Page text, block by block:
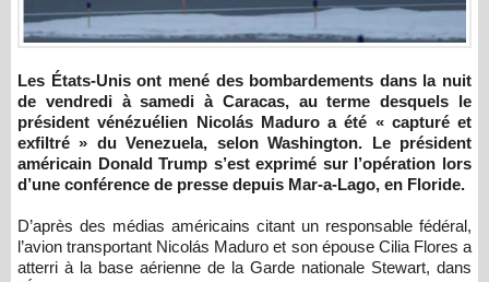
Les États-Unis ont mené des bombardements dans la nuit
de vendredi à samedi à Caracas, au terme desquels le
président vénézuélien Nicolás Maduro a été « capturé et
exfiltré » du Venezuela, selon Washington. Le président
américain Donald Trump s’est exprimé sur l’opération lors
d’une conférence de presse depuis Mar-a-Lago, en Floride.
D’après des médias américains citant un responsable fédéral,
l’avion transportant Nicolás Maduro et son épouse Cilia Flores a
atterri à la base aérienne de la Garde nationale Stewart, dans